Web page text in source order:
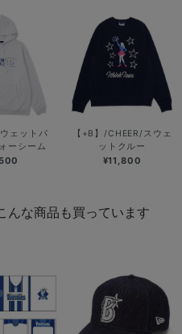
ェットパ
ーシーム
【+B】/CHEER/スウェ
ットクルー
¥11,800
んな商品も買っています